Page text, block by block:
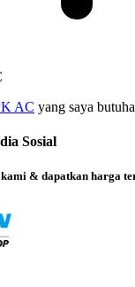
AC yang saya
Sosial
& dapatkan harga